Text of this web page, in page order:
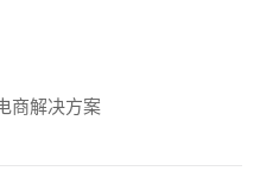
商解决方案